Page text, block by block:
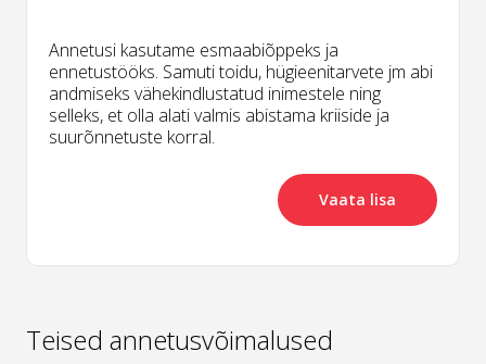
Annetusi kasutame esmaabiõppeks ja
ennetustööks. Samuti toidu, hügieenitarvete jm abi
andmiseks vähekindlustatud inimestele ning
selleks, et olla alati valmis abistama kriiside ja
suurõnnetuste korral.
Vaata lisa
Teised annetusvõimalused